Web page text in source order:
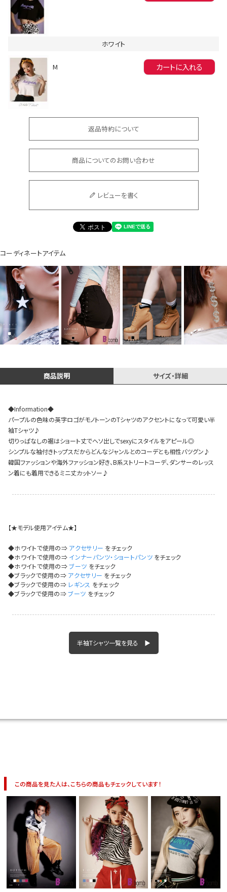
会員登録でいつでもお得に
DANCE MOVIE
Instagram LIVE items
イベント一覧
ホワイト
M カートに入れる
返品特約について
商品についてのお問い合わせ
レビューを書く
コーディネートアイテム
商品説明 サイズ・詳細
◆Information◆
パープルの色味の英字ロゴがモノトーンのTシャツのアクセントになって可愛い半
袖Tシャツ♪
切りっぱなしの裾はショート丈でヘソ出しでsexyにスタイルをアピール◎
シンプルな袖付きトップスだからどんなジャンルとのコーデとも相性バツグン♪
韓国ファッションや海外ファッション好き、B系ストリートコーデ、ダンサーのレッス
ン着にも着用できるミニ丈カットソー♪
【★モデル使用アイテム★】
◆ホワイトで使用の⇒ アクセサリー をチェック
◆ホワイトで使用の⇒ インナーパンツ・ショートパンツをチェック
◆ホワイトで使用の⇒ブーツ をチェック
◆ブラックで使用の⇒ アクセサリー をチェック
◆ブラックで使用の⇒ レギンス をチェック
◆ブラックで使用の⇒ブーツ をチェック
半袖Tシャツ一覧を見る ▶
この商品を見た人は、こちらの商品もチェックしています！